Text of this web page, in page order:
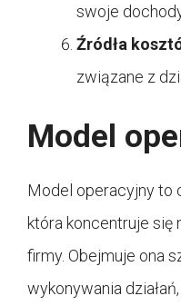
swoje
Źródła
związane z
Model
Model operacyjny to
która koncentruje się
firmy. Obejmuje ona
wykonywania